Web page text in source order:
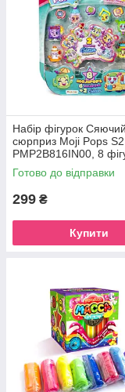
Набір фігурок Сяючий
сюрприз Moji Pops S2
PMP2B816IN00, 8
Готово до відправки
299 ₴
Купити